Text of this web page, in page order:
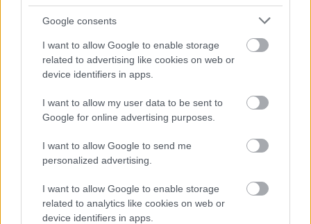
Google consents
I want to allow Google to enable storage
related to advertising like cookies on web or
device identifiers in apps.
I want to allow my user data to be sent to
Google for online advertising purposes.
I want to allow Google to send me
personalized advertising.
I want to allow Google to enable storage
related to analytics like cookies on web or
device identifiers in apps.